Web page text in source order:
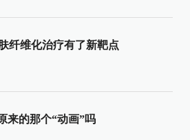
纤维化治疗有了新靶点
来的那个“动画”吗